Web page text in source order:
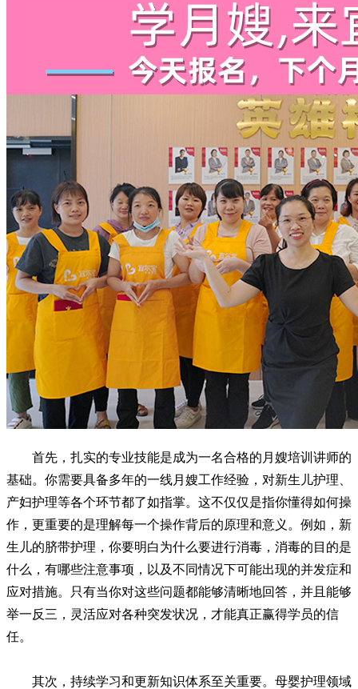
首先，扎实的专业技能是成为一名合格的月嫂培训讲师的
基础。你需要具备多年的一线月嫂工作经验，对新生儿护理、
产妇护理等各个环节都了如指掌。这不仅仅是指你懂得如何操
作，更重要的是理解每一个操作背后的原理和意义。例如，新
生儿的脐带护理，你要明白为什么要进行消毒，消毒的目的是
什么，有哪些注意事项，以及不同情况下可能出现的并发症和
应对措施。只有当你对这些问题都能够清晰地回答，并且能够
举一反三，灵活应对各种突发状况，才能真正赢得学员的信
任。
其次，持续学习和更新知识体系至关重要。母婴护理领域